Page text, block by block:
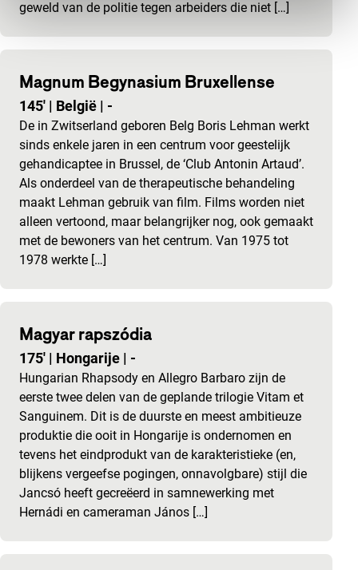
geweld van de politie tegen arbeiders die niet […]
Magnum Begynasium Bruxellense
145' | België | -
De in Zwitserland geboren Belg Boris Lehman werkt
sinds enkele jaren in een centrum voor geestelijk
gehandicaptee in Brussel, de ‘Club Antonin Artaud’.
Als onderdeel van de therapeutische behandeling
maakt Lehman gebruik van film. Films worden niet
alleen vertoond, maar belangrijker nog, ook gemaakt
met de bewoners van het centrum. Van 1975 tot
1978 werkte […]
Magyar rapszódia
175' | Hongarije | -
Hungarian Rhapsody en Allegro Barbaro zijn de
eerste twee delen van de geplande trilogie Vitam et
Sanguinem. Dit is de duurste en meest ambitieuze
produktie die ooit in Hongarije is ondernomen en
tevens het eindprodukt van de karakteristieke (en,
blijkens vergeefse pogingen, onnavolgbare) stijl die
Jancsó heeft gecreëerd in samnewerking met
Hernádi en cameraman János […]